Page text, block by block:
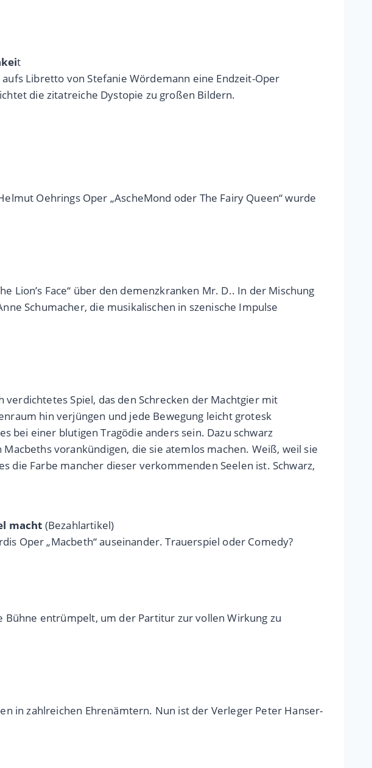
t
Libretto von Stefanie Wördemann eine Endzeit-Oper
die zitatreiche Dystopie zu großen Bildern.
Oehrings Oper „AscheMond oder The Fairy Queen“ wurde
Lion’s Face“ über den demenzkranken Mr. D.. In der Mischung
Schumacher, die musikalischen in szenische Impulse
Spiel, das den Schrecken der Machtgier mit
hin verjüngen und jede Bewegung leicht grotesk
bei einer blutigen Tragödie anders sein. Dazu schwarz
vorankündigen, die sie atemlos machen. Weiß, weil sie
die Farbe mancher dieser verkommenden Seelen ist. Schwarz,
macht (Bezahlartikel)
Oper „Macbeth“ auseinander. Trauerspiel oder Comedy?
Bühne entrümpelt, um der Partitur zur vollen Wirkung zu
in zahlreichen Ehrenämtern. Nun ist der Verleger Peter Hanser-